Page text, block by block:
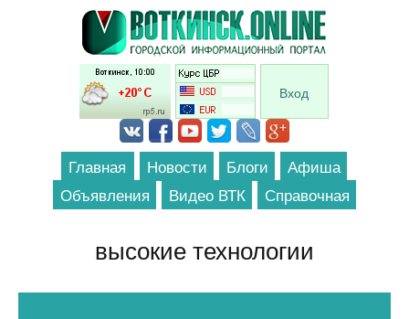
Перейти к основному содержанию
Вход
Главная Новости Блоги
Афиша
Объявления
Видео ВТК Справочная
высокие технологии